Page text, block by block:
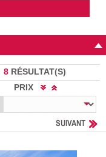
8 RÉSULTAT(S)
PRIX
SUIVANT